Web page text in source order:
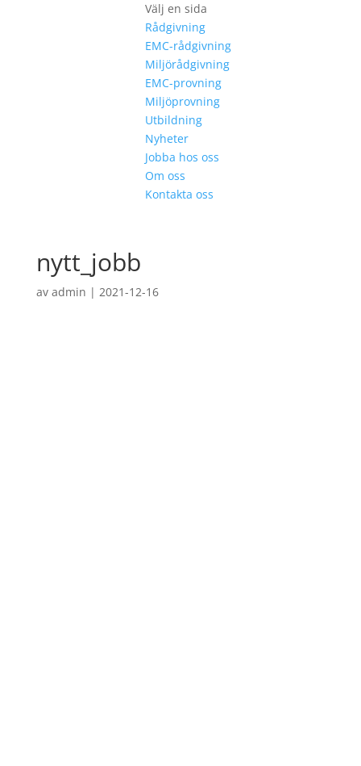
Välj en sida
Rådgivning
EMC-rådgivning
Miljörådgivning
EMC-provning
Miljöprovning
Utbildning
Nyheter
Jobba hos oss
Om oss
Kontakta oss
nytt_jobb
av admin | 2021-12-16